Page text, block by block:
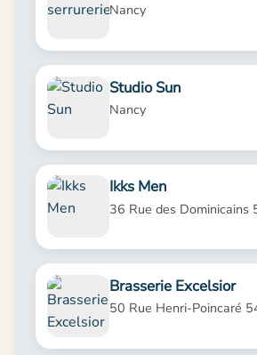
Nancy
Studio Sun
Nancy
Ikks Men
36 Rue des Dominicains
Brasserie Excelsior
50 Rue Henri-Poincaré